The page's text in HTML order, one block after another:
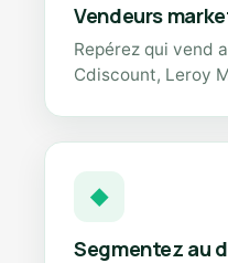
Vendeurs
Repérez qui vend
Cdiscount, Leroy
◆
Segmentez au